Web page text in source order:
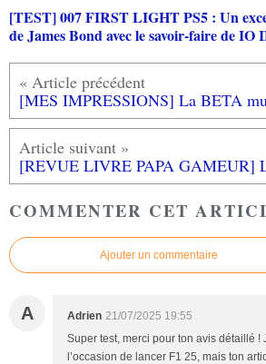
[TEST] 007 FIRST LIGHT PS5 : Un
de James Bond avec le savoir-faire de
COMMENTER CET
Ajouter un commentaire
A Adrien 21/07/2025 19:55
Super test, merci pour ton avis détaillé !
l’occasion de lancer F1 25, mais ton